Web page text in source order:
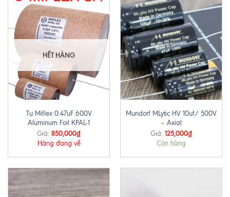
HẾT HÀNG
Tụ Miflex 0.47uF 600V
Aluminum Foil KPAL-1
Giá: 850,000₫
Hàng đang về
Mundorf MLytic HV 10uf/ 500V
– Axial
Giá: 125,000₫
Còn hàng